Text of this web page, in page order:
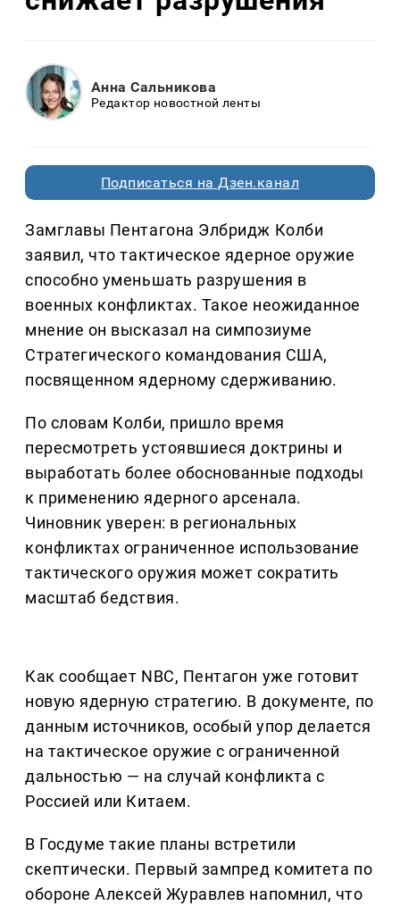
Анна Сальникова
Редактор новостной ленты
Подписаться на Дзен.канал
Замглавы Пентагона Элбридж Колби
заявил, что тактическое ядерное оружие
способно уменьшать разрушения в
военных конфликтах. Такое неожиданное
мнение он высказал на симпозиуме
Стратегического командования США,
посвященном ядерному сдерживанию.
По словам Колби, пришло время
пересмотреть устоявшиеся доктрины и
выработать более обоснованные подходы
к применению ядерного арсенала.
Чиновник уверен: в региональных
конфликтах ограниченное использование
тактического оружия может сократить
масштаб бедствия.
Как сообщает NBC, Пентагон уже готовит
новую ядерную стратегию. В документе, по
данным источников, особый упор делается
на тактическое оружие с ограниченной
дальностью — на случай конфликта с
Россией или Китаем.
В Госдуме такие планы встретили
скептически. Первый зампред комитета по
обороне Алексей Журавлев напомнил, что